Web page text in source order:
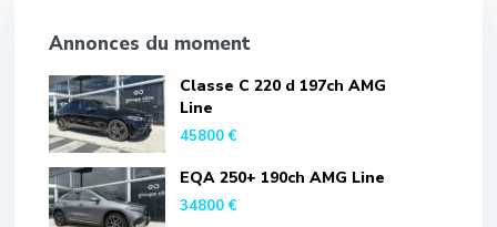
Annonces du moment
Classe C 220 d 197ch AMG
Line
45800 €
EQA 250+ 190ch AMG Line
34800 €